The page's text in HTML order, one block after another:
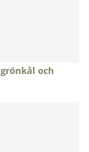
och